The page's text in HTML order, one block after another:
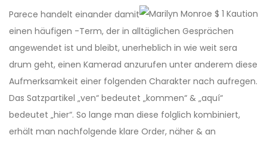
Parece handelt einander damit
einen häufigen -Term, der in alltäglichen Gesprächen
angewendet ist und bleibt, unerheblich in wie weit sera
drum geht, einen Kamerad anzurufen unter anderem diese
Aufmerksamkeit einer folgenden Charakter nach aufregen.
Das Satzpartikel „ven“ bedeutet „kommen“ & „aquí“
bedeutet „hier“. So lange man diese folglich kombiniert,
erhält man nachfolgende klare Order, näher & an